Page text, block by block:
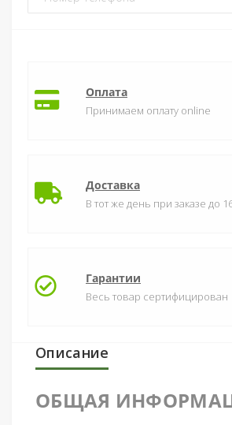
Оплата
Принимаем оплату online
Доставка
В тот же день при заказе до
Гарантии
Весь товар сертифицирован
Описание
ОБЩАЯ